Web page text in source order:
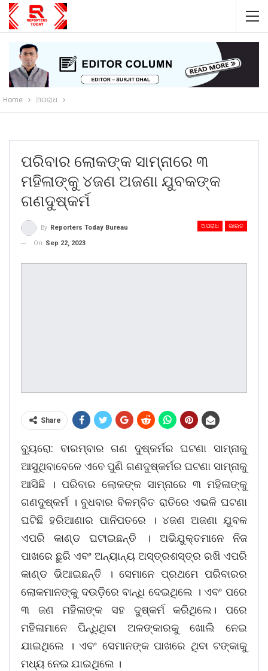
Home ଅପରାଧ
ପରିବାର ଲୋକଙ୍କ ସାମ୍ନାରେ ୩
ମହିଳାଙ୍କୁ ୪ଜଣ ଅଜଣା ଯୁବକଙ୍କ
ଗଣଦୁଷ୍କର୍ମ
ଅପରାଧ ଭାରତ
By Reporters Today Bureau
On Sep 22, 2023
Share
ବ୍ୟୁରୋ: ବାରମ୍ବାର ଗଣ ଦୁଷ୍କର୍ମର ଘଟଣା ସାମ୍ନାକୁ
ଆସୁଥିବାବେଳେ ଏବେ ପୁଣି ଗଣଦୁଷ୍କର୍ମର ଘଟଣା ସାମ୍ନାକୁ
ଆସିଛି । ପରିବାର ଲୋକଙ୍କ ସାମ୍ନାରେ ୩ ମହିଳାଙ୍କୁ
ଗଣଦୁଷ୍କର୍ମ । ବୁଧବାର ବିଳମ୍ବିତ ରାତିରେ ଏଭଳି ଘଟଣା
ଘଟିଛି ହରିଆଣାର ପାନିପତରେ । ୪ଜଣ ଅଜଣା ଯୁବକ
ଏପରି କାଣ୍ଡ ଘଟାଇଛନ୍ତି । ଅଭିଯୁକ୍ତମାନେ ନିଜ
ପାଖରେ ଛୁରି ଏବଂ ଅନ୍ୟାନ୍ୟ ଅସ୍ତ୍ରଶସ୍ତ୍ର ରଖି ଏପରି
କାଣ୍ଡ ଭିଆଇଛନ୍ତି । ସେମାନେ ପ୍ରଥମେ ପରିବାରର
ଲୋକମାନଙ୍କୁ ଦଉଡ଼ିରେ ବାନ୍ଧି ଦେଇଥିଲେ । ଏବଂ ପରେ
୩ ଜଣ ମହିଳାଙ୍କ ସହ ଦୁଷ୍କର୍ମ କରିଥିଲେ। ପରେ
ମହିଳାମାନେ ପିନ୍ଧିଥିବା ଅଳଙ୍କାରକୁ ଖୋଲି ନେଇ
ଯାଇଥିଲେ । ଏବଂ ସେମାନଙ୍କ ପାଖରେ ଥିବା ଟଙ୍କାକୁ
ମଧ୍ୟ ନେଇ ଯାଇଥିଲେ ।